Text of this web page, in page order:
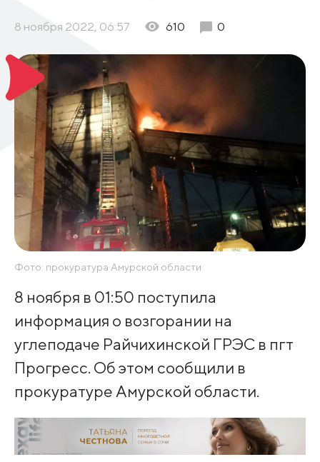
8 ноября 2022, 06:57 610 0
Фото: прокуратура Амурской области
8 ноября в 01:50 поступила
информация о возгорании на
углеподаче Райчихинской ГРЭС в пгт
Прогресс. Об этом сообщили в
прокуратуре Амурской области.